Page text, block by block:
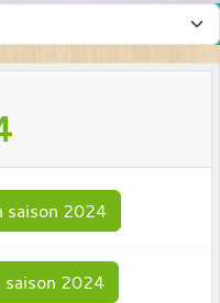
saison 2024
saison 2024